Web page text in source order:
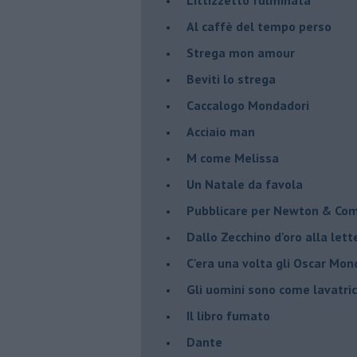
Al caffè del tempo perso
Strega mon amour
Beviti lo strega
Caccalogo Mondadori
Acciaio man
M come Melissa
Un Natale da favola
Pubblicare per Newton &
Dallo Zecchino d'oro alla
C'era una volta gli Oscar
Gli uomini sono come
Il libro fumato
Dante